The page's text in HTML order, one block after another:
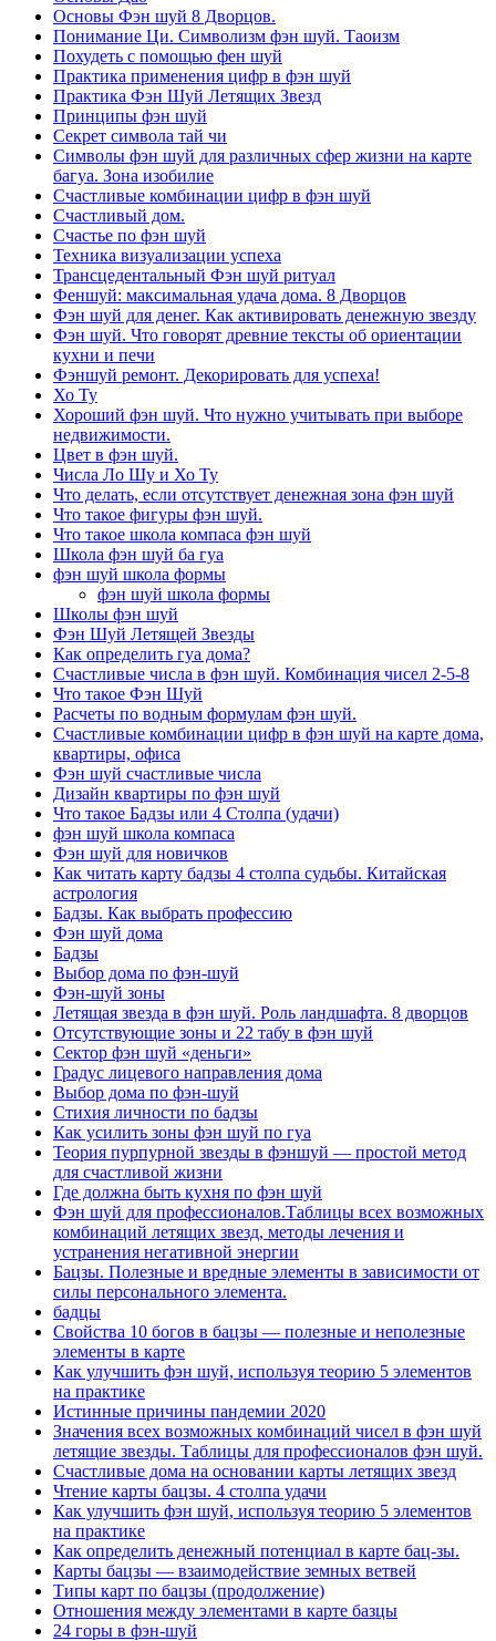
Основы Фэн шуй 8 Дворцов.
Понимание Ци. Символизм фэн шуй. Таоизм
Похудеть с помощью фен шуй
Практика применения цифр в фэн шуй
Практика Фэн Шуй Летящих Звезд
Принципы фэн шуй
Секрет символа тай чи
Символы фэн шуй для различных сфер жизни на карте
багуа. Зона изобилие
Счастливые комбинации цифр в фэн шуй
Счастливый дом.
Счастье по фэн шуй
Техника визуализации успеха
Трансцедентальный Фэн шуй ритуал
Феншуй: максимальная удача дома. 8 Дворцов
Фэн шуй для денег. Как активировать денежную звезду
Фэн шуй. Что говорят древние тексты об ориентации
кухни и печи
Фэншуй ремонт. Декорировать для успеха!
Хо Ту
Хороший фэн шуй. Что нужно учитывать при выборе
недвижимости.
Цвет в фэн шуй.
Числа Ло Шу и Хо Ту
Что делать, если отсутствует денежная зона фэн шуй
Что такое фигуры фэн шуй.
Что такое школа компаса фэн шуй
Школа фэн шуй ба гуа
фэн шуй школа формы
фэн шуй школа формы
Школы фэн шуй
Фэн Шуй Летящей Звезды
Как определить гуа дома?
Счастливые числа в фэн шуй. Комбинация чисел 2-5-8
Что такое Фэн Шуй
Расчеты по водным формулам фэн шуй.
Счастливые комбинации цифр в фэн шуй на карте дома,
квартиры, офиса
Фэн шуй счастливые числа
Дизайн квартиры по фэн шуй
Что такое Бадзы или 4 Столпа (удачи)
фэн шуй школа компаса
Фэн шуй для новичков
Как читать карту бадзы 4 столпа судьбы. Китайская
астрология
Бадзы. Как выбрать профессию
Фэн шуй дома
Бадзы
Выбор дома по фэн-шуй
Фэн-шуй зоны
Летящая звезда в фэн шуй. Роль ландшафта. 8 дворцов
Отсутствующие зоны и 22 табу в фэн шуй
Сектор фэн шуй «деньги»
Градус лицевого направления дома
Выбор дома по фэн-шуй
Стихия личности по бадзы
Как усилить зоны фэн шуй по гуа
Теория пурпурной звезды в фэншуй — простой метод
для счастливой жизни
Где должна быть кухня по фэн шуй
Фэн шуй для профессионалов.Таблицы всех возможных
комбинаций летящих звезд, методы лечения и
устранения негативной энергии
Бацзы. Полезные и вредные элементы в зависимости от
силы персонального элемента.
бадцы
Свойства 10 богов в бацзы — полезные и неполезные
элементы в карте
Как улучшить фэн шуй, используя теорию 5 элементов
на практике
Истинные причины пандемии 2020
Значения всех возможных комбинаций чисел в фэн шуй
летящие звезды. Таблицы для профессионалов фэн шуй.
Счастливые дома на основании карты летящих звезд
Чтение карты бацзы. 4 столпа удачи
Как улучшить фэн шуй, используя теорию 5 элементов
на практике
Как определить денежный потенциал в карте бац-зы.
Карты бацзы — взаимодействие земных ветвей
Типы карт по бацзы (продолжение)
Отношения между элементами в карте базцы
24 горы в фэн-шуй